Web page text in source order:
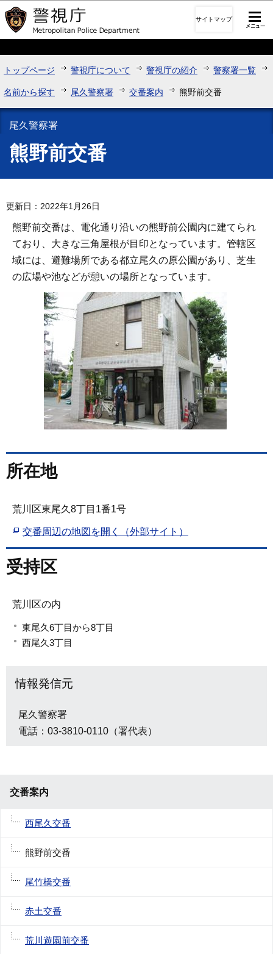
このページの本文へ移動
サイトマップ
トップページ 警視庁について 警視庁の紹介 警察署一覧
名前から探す 尾久警察署 交番案内 熊野前交番
尾久警察署
熊野前交番
更新日：2022年1月26日
熊野前交番は、電化通り沿いの熊野前公園内に建てられ
ており、大きな三角屋根が目印となっています。管轄区
域には、避難場所である都立尾久の原公園があり、芝生
の広場や池などが憩いの場所となっています。
所在地
荒川区東尾久8丁目1番1号
交番周辺の地図を開く（外部サイト）
受持区
荒川区の内
東尾久6丁目から8丁目
西尾久3丁目
情報発信元
尾久警察署
電話：03-3810-0110（署代表）
交番案内
西尾久交番
熊野前交番
尾竹橋交番
赤土交番
荒川遊園前交番